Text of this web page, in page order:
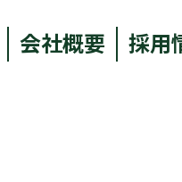
会社概要 採用